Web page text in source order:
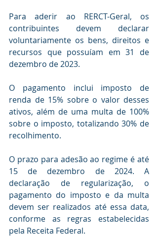
Para aderir ao RERCT-Geral, os
contribuintes devem declarar
voluntariamente os bens, direitos e
recursos que possuíam em 31 de
dezembro de 2023.
O pagamento inclui imposto de
renda de 15% sobre o valor desses
ativos, além de uma multa de 100%
sobre o imposto, totalizando 30% de
recolhimento.
O prazo para adesão ao regime é até
15 de dezembro de 2024. A
declaração de regularização, o
pagamento do imposto e da multa
devem ser realizados até essa data,
conforme as regras estabelecidas
pela Receita Federal.